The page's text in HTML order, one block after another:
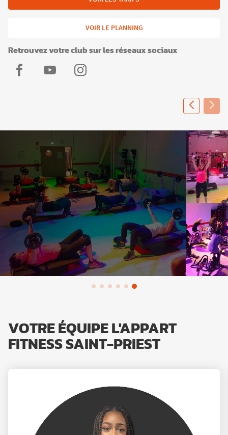
VOIR LE PLANNING
Retrouvez votre club sur les réseaux sociaux
L'Appart
Priest
L'Appart
Priest
L'Appart
Priest
VOTRE ÉQUIPE L'APPART
FITNESS SAINT-PRIEST